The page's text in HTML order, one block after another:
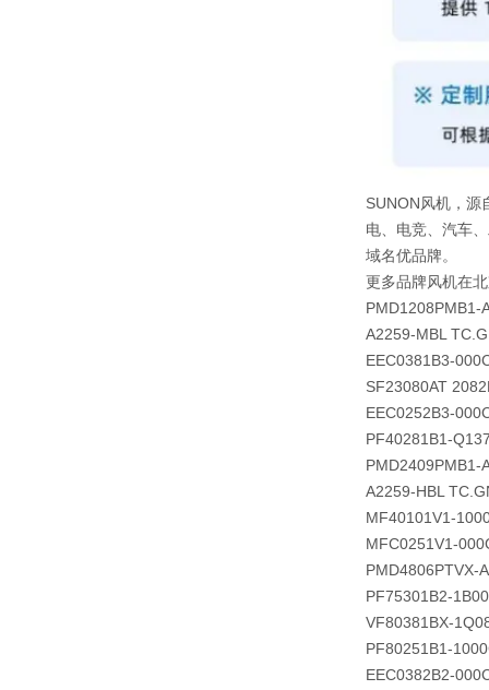
SUNON风机，源
电、电竞、汽车
域名优品牌。
更多品牌风机在
PMD1208PMB1-
A2259-MBL
EEC0381B3-
SF23080AT
EEC0252B3-
PF40281B1-
PMD2409PMB1-
A2259-HBL
MF40101V1-
MFC0251V1-
PMD4806PTVX-
PF75301B2-
VF80381BX-
PF80251B1-
EEC0382B2-